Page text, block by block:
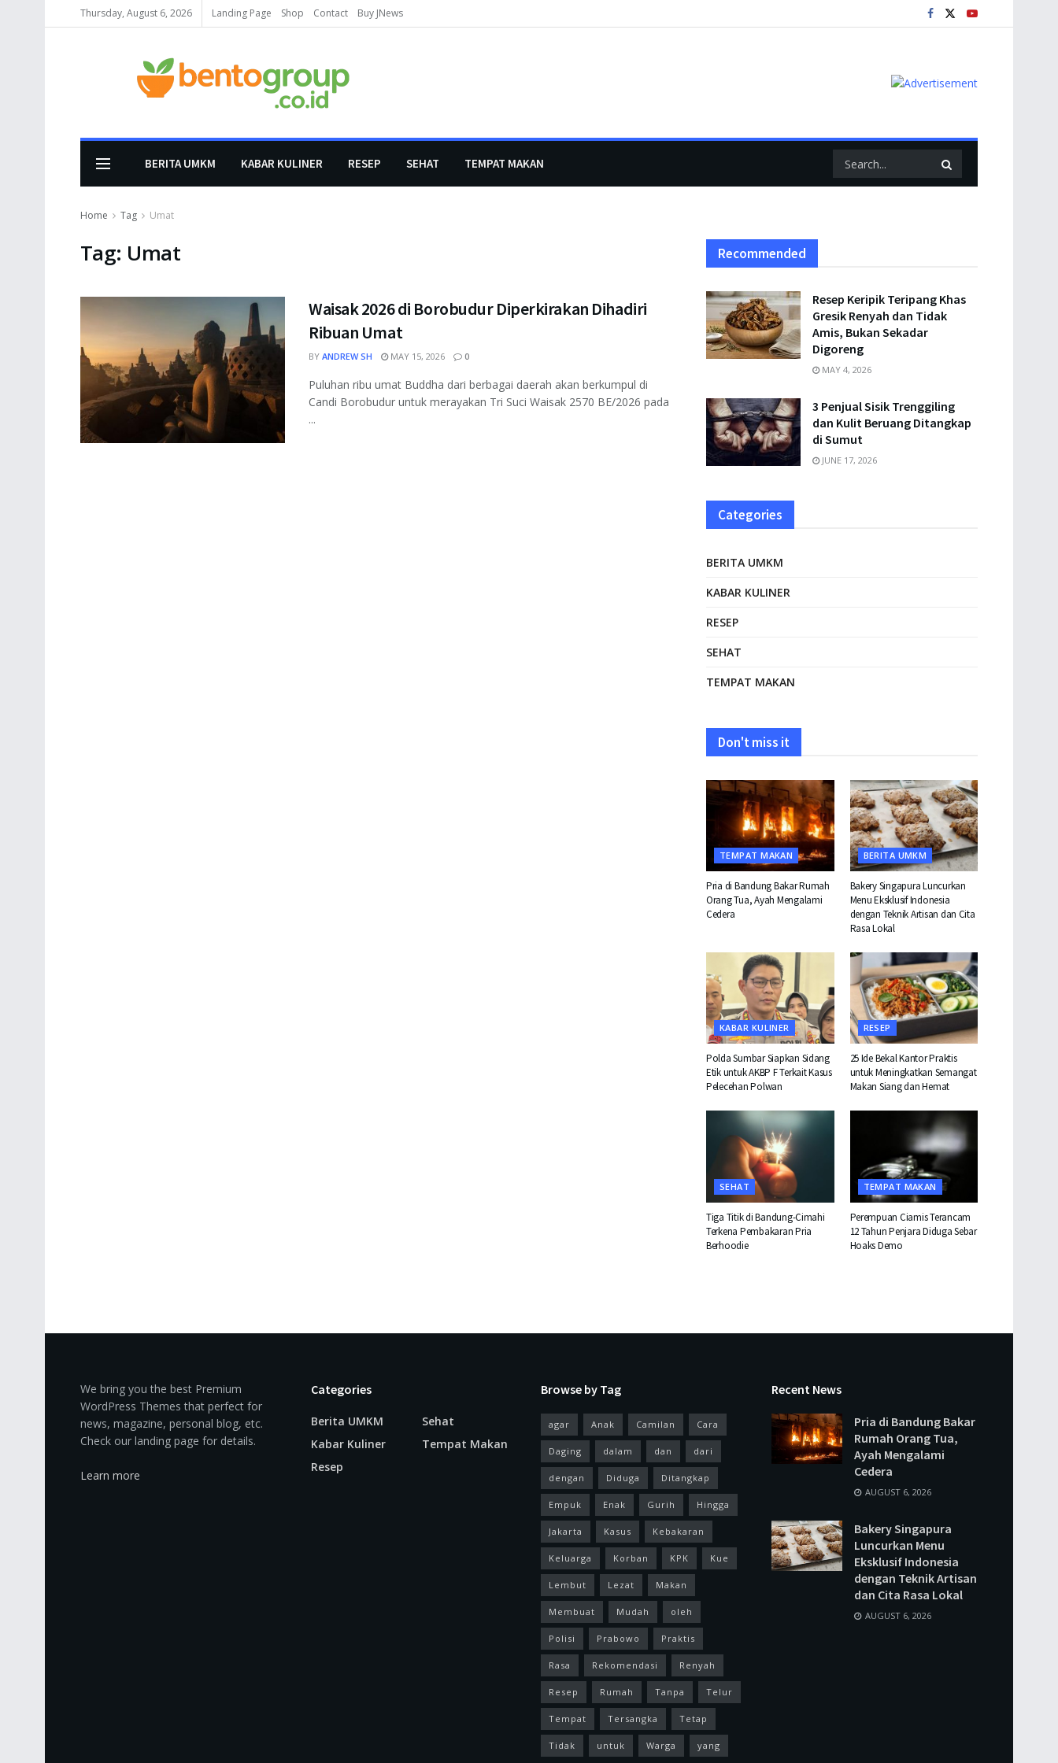
Thursday, August 6, 2026 Landing Page Shop Contact Buy JNews
BERITA UMKM KABAR KULINER RESEP SEHAT TEMPAT MAKAN
Home Tag Umat
Tag: Umat
Waisak 2026 di Borobudur Diperkirakan Dihadiri
Ribuan Umat
BY ANDREW SH MAY 15, 2026 0
Puluhan ribu umat Buddha dari berbagai daerah akan berkumpul di
Candi Borobudur untuk merayakan Tri Suci Waisak 2570 BE/2026 pada
...
Recommended
Resep Keripik Teripang Khas
Gresik Renyah dan Tidak
Amis, Bukan Sekadar
Digoreng
MAY 4, 2026
3 Penjual Sisik Trenggiling
dan Kulit Beruang Ditangkap
di Sumut
JUNE 17, 2026
Categories
BERITA UMKM
KABAR KULINER
RESEP
SEHAT
TEMPAT MAKAN
Don't miss it
TEMPAT MAKAN
Pria di Bandung Bakar Rumah
Orang Tua, Ayah Mengalami
Cedera
BERITA UMKM
Bakery Singapura Luncurkan
Menu Eksklusif Indonesia
dengan Teknik Artisan dan Cita
Rasa Lokal
KABAR KULINER
Polda Sumbar Siapkan Sidang
Etik untuk AKBP F Terkait Kasus
Pelecehan Polwan
RESEP
25 Ide Bekal Kantor Praktis
untuk Meningkatkan Semangat
Makan Siang dan Hemat
SEHAT
Tiga Titik di Bandung-Cimahi
Terkena Pembakaran Pria
Berhoodie
TEMPAT MAKAN
Perempuan Ciamis Terancam
12 Tahun Penjara Diduga Sebar
Hoaks Demo
We bring you the best Premium
WordPress Themes that perfect for
news, magazine, personal blog, etc.
Check our landing page for details.
Learn more
Categories
Berita UMKM
Kabar Kuliner
Resep
Sehat
Tempat Makan
Browse by Tag
agar Anak Camilan Cara
Daging dalam dan dari
dengan Diduga Ditangkap
Empuk Enak Gurih Hingga
Jakarta Kasus Kebakaran
Keluarga Korban KPK Kue
Lembut Lezat Makan
Membuat Mudah oleh
Polisi Prabowo Praktis
Rasa Rekomendasi Renyah
Resep Rumah Tanpa Telur
Tempat Tersangka Tetap
Tidak untuk Warga yang
Recent News
Pria di Bandung Bakar
Rumah Orang Tua,
Ayah Mengalami
Cedera
AUGUST 6, 2026
Bakery Singapura
Luncurkan Menu
Eksklusif Indonesia
dengan Teknik Artisan
dan Cita Rasa Lokal
AUGUST 6, 2026